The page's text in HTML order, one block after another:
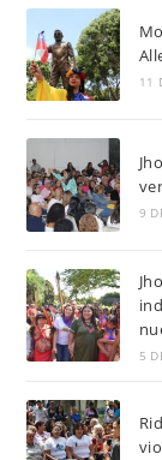
11
9
5